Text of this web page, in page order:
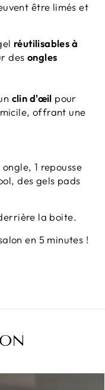
être limés et
réutilisables à
des ongles
clin d'œil pour
offrant une
1 repousse
des gels pads
la boite.
en 5 minutes !